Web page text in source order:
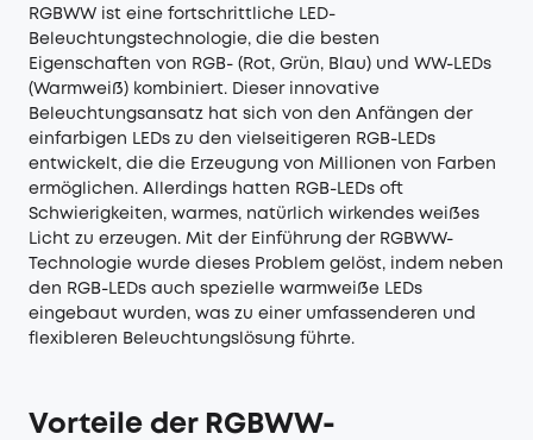
RGBWW ist eine fortschrittliche LED-
Beleuchtungstechnologie, die die besten
Eigenschaften von RGB- (Rot, Grün, Blau) und WW-LEDs
(Warmweiß) kombiniert. Dieser innovative
Beleuchtungsansatz hat sich von den Anfängen der
einfarbigen LEDs zu den vielseitigeren RGB-LEDs
entwickelt, die die Erzeugung von Millionen von Farben
ermöglichen. Allerdings hatten RGB-LEDs oft
Schwierigkeiten, warmes, natürlich wirkendes weißes
Licht zu erzeugen. Mit der Einführung der RGBWW-
Technologie wurde dieses Problem gelöst, indem neben
den RGB-LEDs auch spezielle warmweiße LEDs
eingebaut wurden, was zu einer umfassenderen und
flexibleren Beleuchtungslösung führte.
Vorteile der RGBWW-